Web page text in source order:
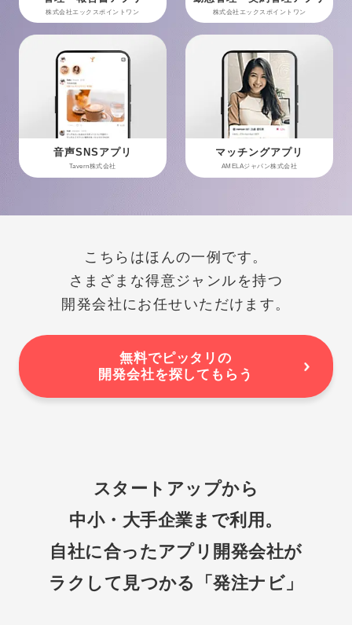
株式会社エックスポイントワン 株式会社エックスポイントワン
音声SNSアプリ
Tavern株式会社
マッチングアプリ
AMELAジャパン株式会社
こちらはほんの一例です。
さまざまな得意ジャンルを持つ
開発会社にお任せいただけます。
無料でピッタリの
開発会社を探してもらう
スタートアップから
中小・大手企業まで利用。
自社に合ったアプリ開発会社が
ラクして見つかる「発注ナビ」